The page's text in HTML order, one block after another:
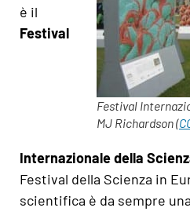
Festival
MJ Richardson (
è il
Festival
Internazionale della
Festival della Scienza in
scientifica è da sempre